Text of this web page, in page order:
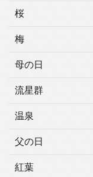
桜
梅
母の日
流星群
温泉
父の日
紅葉